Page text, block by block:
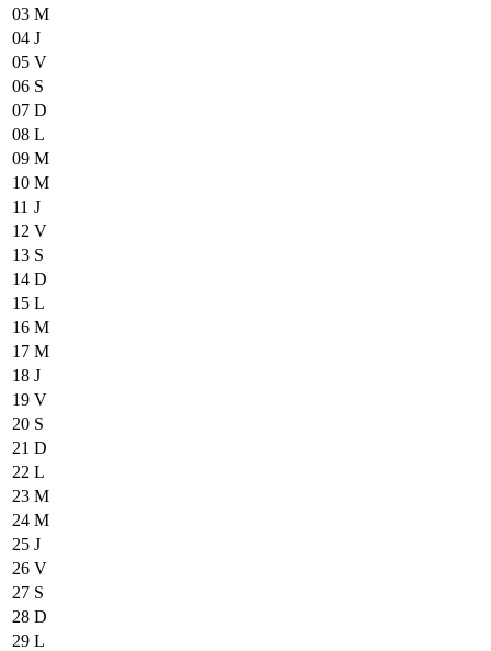
03 M
04 J
05 V
06 S
07 D
08 L
09 M
10 M
11 J
12 V
13 S
14 D
15 L
16 M
17 M
18 J
19 V
20 S
21 D
22 L
23 M
24 M
25 J
26 V
27 S
28 D
29 L